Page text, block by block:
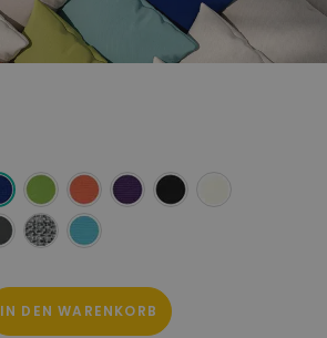
IN DEN WARENKORB